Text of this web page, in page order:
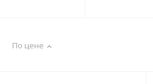
По цене